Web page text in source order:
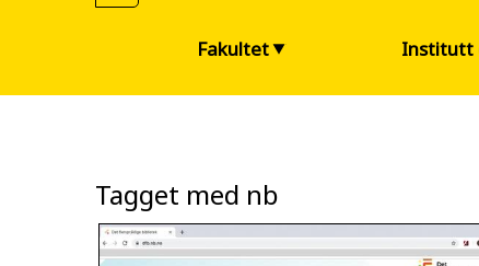
Fakultet Institutt
Tagget med nb